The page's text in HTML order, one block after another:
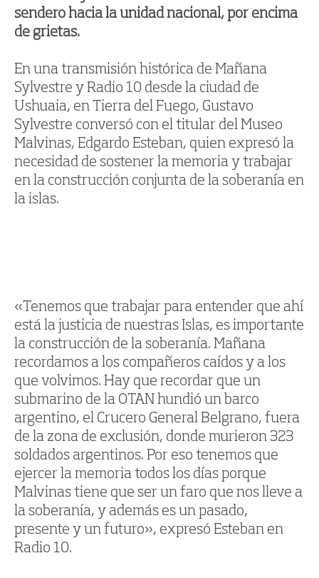
sendero hacia la unidad nacional, por encima
de grietas.
En una transmisión histórica de Mañana
Sylvestre y Radio 10 desde la ciudad de
Ushuaia, en Tierra del Fuego, Gustavo
Sylvestre conversó con el titular del Museo
Malvinas, Edgardo Esteban, quien expresó la
necesidad de sostener la memoria y trabajar
en la construcción conjunta de la soberanía en
la islas.
«Tenemos que trabajar para entender que ahí
está la justicia de nuestras Islas, es importante
la construcción de la soberanía. Mañana
recordamos a los compañeros caídos y a los
que volvimos. Hay que recordar que un
submarino de la OTAN hundió un barco
argentino, el Crucero General Belgrano, fuera
de la zona de exclusión, donde murieron 323
soldados argentinos. Por eso tenemos que
ejercer la memoria todos los días porque
Malvinas tiene que ser un faro que nos lleve a
la soberanía, y además es un pasado,
presente y un futuro», expresó Esteban en
Radio 10.